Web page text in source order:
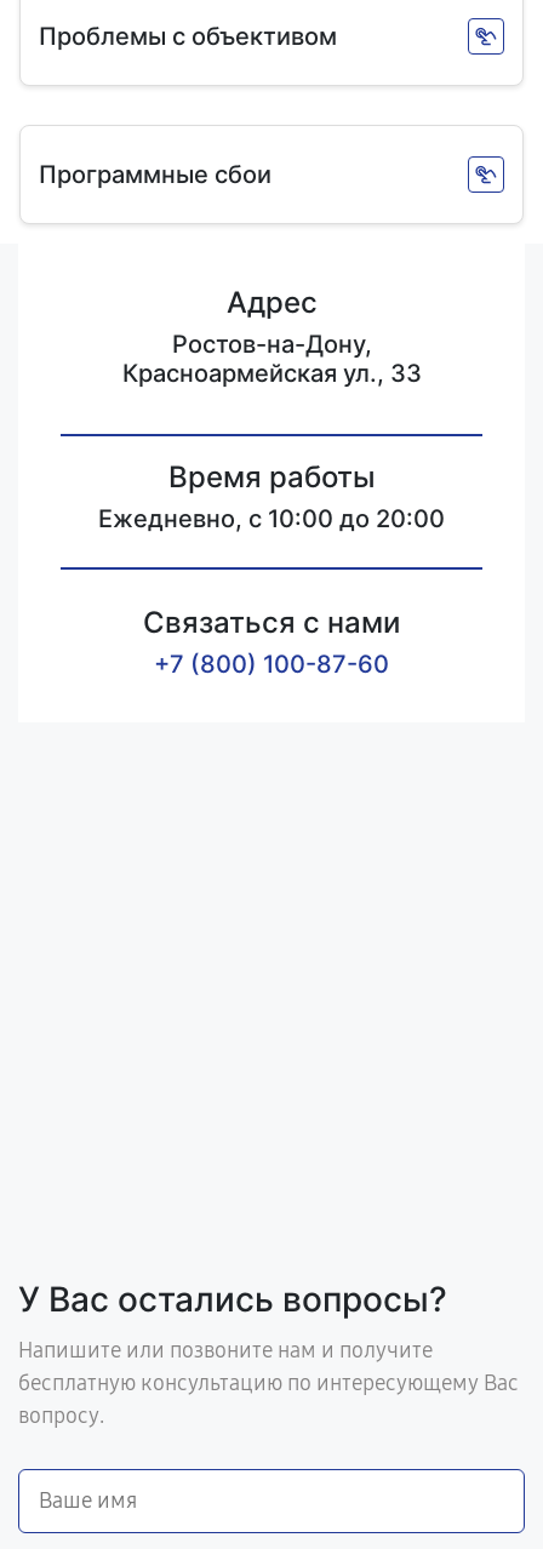
Проблемы с объективом
Программные сбои
Адрес
Ростов-на-Дону,
Красноармейская ул., 33
Время работы
Ежедневно, с 10:00 до 20:00
Связаться с нами
+7 (800) 100-87-60
У Вас остались вопросы?
Напишите или позвоните нам и получите
бесплатную консультацию по интересующему Вас
вопросу.